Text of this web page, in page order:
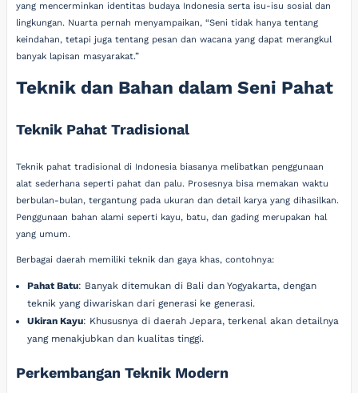
yang mencerminkan identitas budaya Indonesia serta isu-isu sosial dan
lingkungan. Nuarta pernah menyampaikan, “Seni tidak hanya tentang
keindahan, tetapi juga tentang pesan dan wacana yang dapat merangkul
banyak lapisan masyarakat.”
Teknik dan Bahan dalam Seni Pahat
Teknik Pahat Tradisional
Teknik pahat tradisional di Indonesia biasanya melibatkan penggunaan
alat sederhana seperti pahat dan palu. Prosesnya bisa memakan waktu
berbulan-bulan, tergantung pada ukuran dan detail karya yang dihasilkan.
Penggunaan bahan alami seperti kayu, batu, dan gading merupakan hal
yang umum.
Berbagai daerah memiliki teknik dan gaya khas, contohnya:
Pahat Batu: Banyak ditemukan di Bali dan Yogyakarta, dengan
teknik yang diwariskan dari generasi ke generasi.
Ukiran Kayu: Khususnya di daerah Jepara, terkenal akan detailnya
yang menakjubkan dan kualitas tinggi.
Perkembangan Teknik Modern